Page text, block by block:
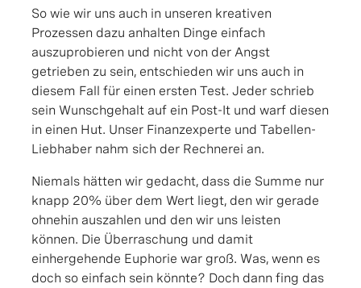
So wie wir uns auch in unseren kreativen
Prozessen dazu anhalten Dinge einfach
auszuprobieren und nicht von der Angst
getrieben zu sein, entschieden wir uns auch in
diesem Fall für einen ersten Test. Jeder schrieb
sein Wunschgehalt auf ein Post-It und warf diesen
in einen Hut. Unser Finanzexperte und Tabellen-
Liebhaber nahm sich der Rechnerei an.
Niemals hätten wir gedacht, dass die Summe nur
knapp 20% über dem Wert liegt, den wir gerade
ohnehin auszahlen und den wir uns leisten
können. Die Überraschung und damit
einhergehende Euphorie war groß. Was, wenn es
doch so einfach sein könnte? Doch dann fing das